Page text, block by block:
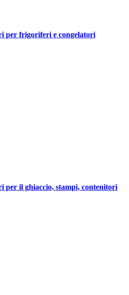
per frigoriferi e congelatori
per il ghiaccio, stampi, contenitori